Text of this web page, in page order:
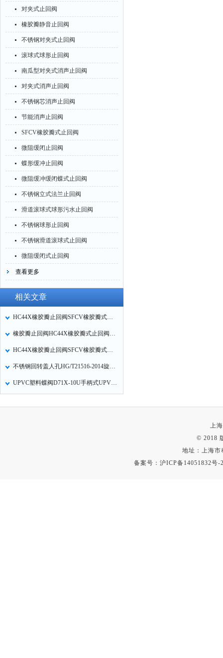
对夹式止回阀
橡胶瓣静音止回阀
不锈钢对夹式止回阀
滚球式球形止回阀
南瓜型对夹式消声止回阀
对夹式消声止回阀
不锈钢芯消声止回阀
节能消声止回阀
SFCV橡胶瓣式止回阀
微阻缓闭止回阀
蝶形缓冲止回阀
微阻缓冲缓闭蝶式止回阀
不锈钢立式法兰止回阀
滑道滚球式球形污水止回阀
不锈钢球形止回阀
不锈钢滑道滚球式止回阀
微阻缓闭式止回阀
查看更多
相关文章
HC44X橡胶瓣止回阀SFCV橡胶瓣式止回阀橡胶瓣静音止回阀技术参数
橡胶瓣止回阀HC44X橡胶瓣式止回阀SFCV主要技术参数
HC44X橡胶瓣止回阀SFCV橡胶瓣式止回阀主要技术参数
不锈钢回转盖人孔HG/T21516-2014旋转盖法兰人孔注意事项
UPVC塑料蝶阀D71X-10U手柄式UPVC蝶阀硬聚氯乙烯蝶阀的特点
上
© 2018
地址：上海市
备案号：沪ICP备14051832号-